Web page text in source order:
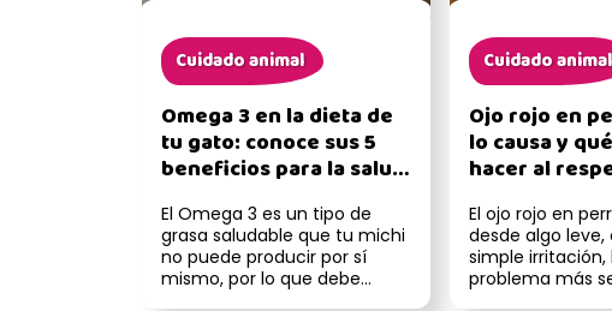
Cuidado animal
Omega 3 en la dieta de
tu gato: conoce sus 5
beneficios para la salud
El Omega 3 es un tipo de
grasa saludable que tu michi
no puede producir por sí
mismo, por lo que debe
Cuidado animal
Ojo rojo en
lo causa y
hacer al
El ojo rojo en
desde algo
simple irritación,
problema más